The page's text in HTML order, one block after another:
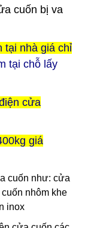
cuốn bị va
tại nhà giá chỉ
tại chỗ lấy
cửa
giá
cuốn như: cửa
nhôm khe
inox